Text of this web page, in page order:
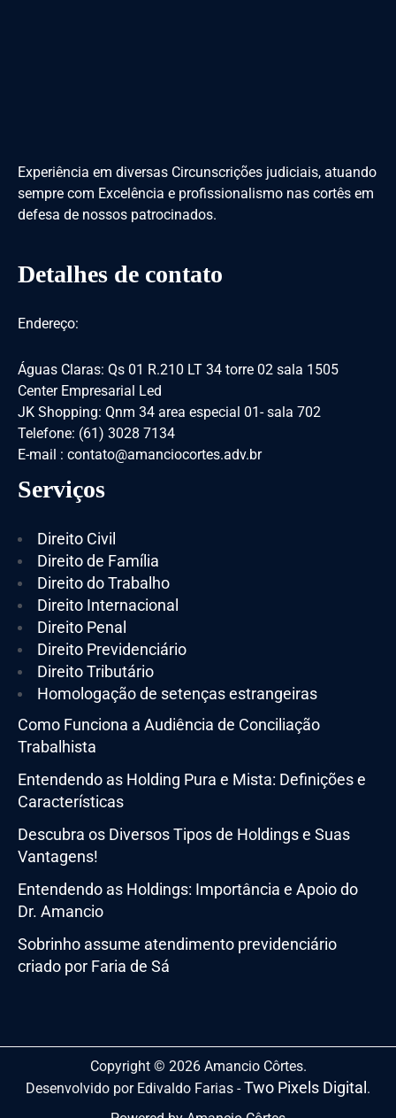
Experiência em diversas Circunscrições judiciais, atuando
sempre com Excelência e profissionalismo nas cortês em
defesa de nossos patrocinados.
Detalhes de contato
Endereço:
Águas Claras: Qs 01 R.210 LT 34 torre 02 sala 1505
Center Empresarial Led
JK Shopping: Qnm 34 area especial 01- sala 702
Telefone: (61) 3028 7134
E-mail : contato@amanciocortes.adv.br
Serviços
Direito Civil
Direito de Família
Direito do Trabalho
Direito Internacional
Direito Penal
Direito Previdenciário
Direito Tributário
Homologação de setenças estrangeiras
Como Funciona a Audiência de Conciliação
Trabalhista
Entendendo as Holding Pura e Mista: Definições e
Características
Descubra os Diversos Tipos de Holdings e Suas
Vantagens!
Entendendo as Holdings: Importância e Apoio do
Dr. Amancio
Sobrinho assume atendimento previdenciário
criado por Faria de Sá
Copyright © 2026 Amancio Côrtes.
Desenvolvido por Edivaldo Farias -Two Pixels Digital.